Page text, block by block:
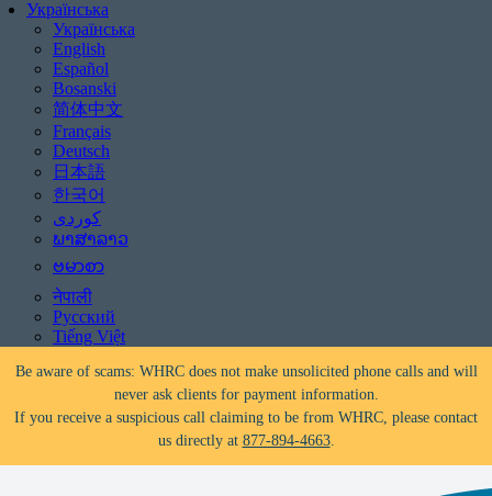
Українська
Українська
English
Español
Bosanski
简体中文
Français
Deutsch
日本語
한국어
ພາສາລາວ
ဗမာစာ
नेपाली
Русский
Tiếng Việt
Чи загрожує викуп?
Be aware of scams: WHRC does not make unsolicited phone calls and will
never ask clients for payment information.
If you receive a suspicious call claiming to be from WHRC, please contact
us directly at 877-894-4663.
877-894-4663